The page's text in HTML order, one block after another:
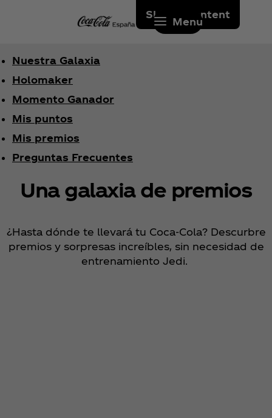
Skip to content
Menu
Nuestra Galaxia
Holomaker
Momento Ganador
Mis puntos
Mis premios
Preguntas Frecuentes
Una galaxia de premios
¿Hasta dónde te llevará tu Coca‑Cola? Descurbre
premios y sorpresas increíbles, sin necesidad de
entrenamiento Jedi.